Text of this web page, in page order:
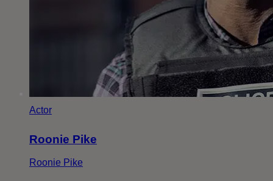
Actor
Roonie Pike
Roonie Pike